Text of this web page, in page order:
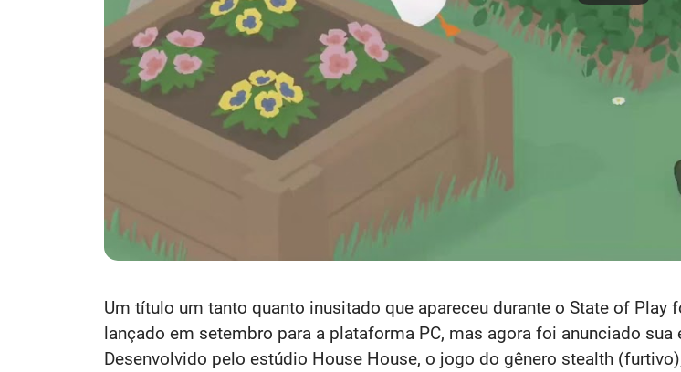
Um título um tanto quanto inusitado que apareceu durante o State of
lançado em setembro para a plataforma PC, mas agora foi anunciado
Desenvolvido pelo estúdio House House, o jogo do gênero stealth